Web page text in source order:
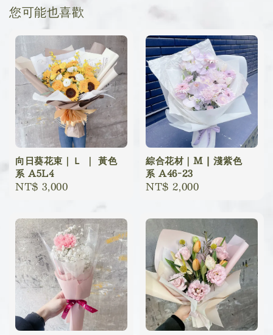
您可能也喜歡
向日葵花束｜Ｌ ｜ 黃色
系 A5L4
Regular
NT$ 3,000
綜合花材｜M | 淺紫色
系 A46-23
Regular
NT$ 2,000